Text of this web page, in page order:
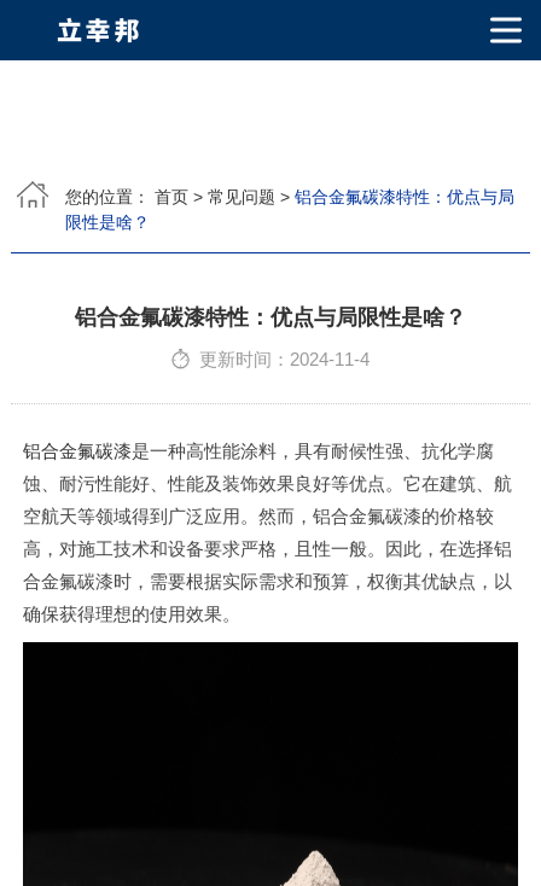
公司简介
公司相册
联系我们
联系方式
客户留言
英文站
您的位置： 首页> 常见问题 > 铝合金氟碳漆特性：优点与局
限性是啥？
铝合金氟碳漆特性：优点与局限性是啥？
更新时间：2024-11-4
铝合金氟碳漆是一种高性能涂料，具有耐候性强、抗化学腐
蚀、耐污性能好、性能及装饰效果良好等优点。它在建筑、航
空航天等领域得到广泛应用。然而，铝合金氟碳漆的价格较
高，对施工技术和设备要求严格，且性一般。因此，在选择铝
合金氟碳漆时，需要根据实际需求和预算，权衡其优缺点，以
确保获得理想的使用效果。